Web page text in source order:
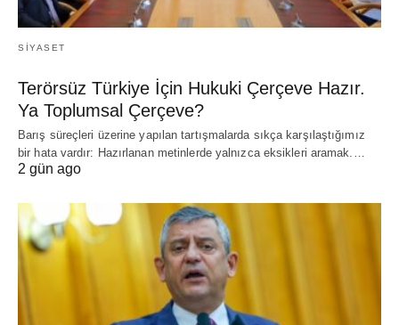
SIYASET
Terörsüz Türkiye İçin Hukuki Çerçeve Hazır.
Ya Toplumsal Çerçeve?
Barış süreçleri üzerine yapılan tartışmalarda sıkça karşılaştığımız
bir hata vardır: Hazırlanan metinlerde yalnızca eksikleri aramak.…
2 gün ago